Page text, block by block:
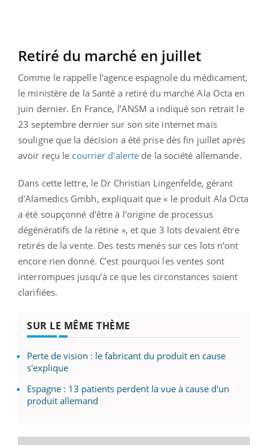
Retiré du marché en juillet
Comme le rappelle l’agence espagnole du médicament,
le ministère de la Santé a retiré du marché Ala Octa en
juin dernier. En France, l’ANSM a indiqué son retrait le
23 septembre dernier sur son site internet mais
souligne que la décision a été prise dès fin juillet après
avoir reçu le courrier d'alerte de la société allemande.
Dans cette lettre, le Dr Christian Lingenfelde, gérant
d'Alamedics Gmbh, expliquait que « le produit Ala Octa
a été soupçonné d'être à l'origine de processus
dégénératifs de la rétine », et que 3 lots devaient être
retirés de la vente. Des tests menés sur ces lots n’ont
encore rien donné. C’est pourquoi les ventes sont
interrompues jusqu’à ce que les circonstances soient
clarifiées.
SUR LE MÊME THÈME
Perte de vision : le fabricant du produit en cause
s'explique
Espagne : 13 patients perdent la vue à cause d'un
produit allemand